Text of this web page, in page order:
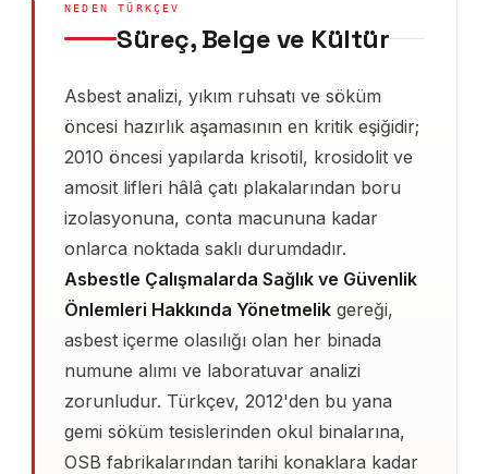
NEDEN TÜRKÇEV
Süreç, Belge ve Kültür
Asbest analizi, yıkım ruhsatı ve söküm
öncesi hazırlık aşamasının en kritik eşiğidir;
2010 öncesi yapılarda krisotil, krosidolit ve
amosit lifleri hâlâ çatı plakalarından boru
izolasyonuna, conta macununa kadar
onlarca noktada saklı durumdadır.
Asbestle Çalışmalarda Sağlık ve Güvenlik
Önlemleri Hakkında Yönetmelik gereği,
asbest içerme olasılığı olan her binada
numune alımı ve laboratuvar analizi
zorunludur. Türkçev, 2012'den bu yana
gemi söküm tesislerinden okul binalarına,
OSB fabrikalarından tarihi konaklara kadar